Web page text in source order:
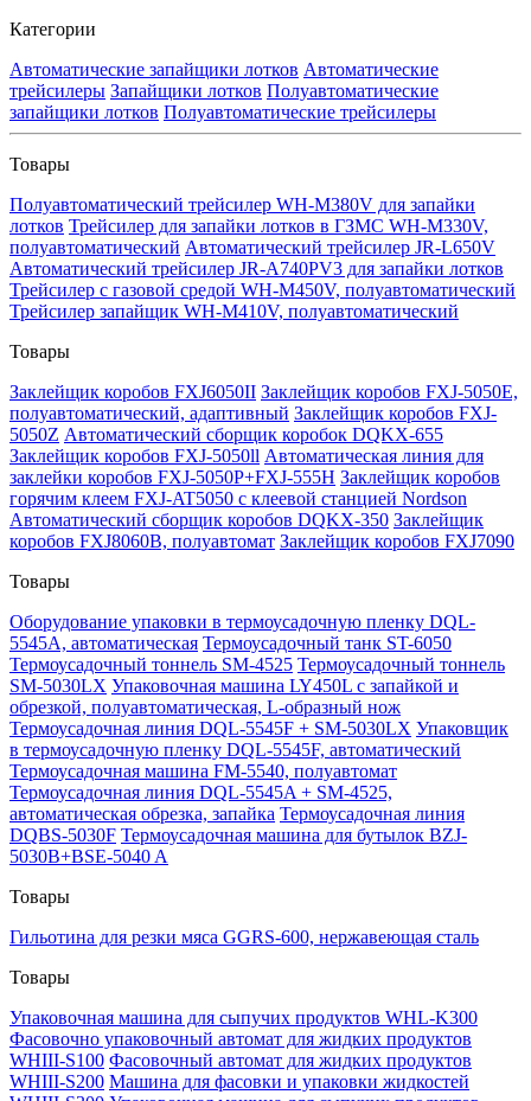
Категории
Автоматические запайщики лотков Автоматические
трейсилеры Запайщики лотков Полуавтоматические
запайщики лотков Полуавтоматические трейсилеры
Товары
Полуавтоматический трейсилер WH-M380V для запайки
лотков Трейсилер для запайки лотков в ГЗМС WH-M330V,
полуавтоматический Автоматический трейсилер JR-L650V
Автоматический трейсилер JR-A740PV3 для запайки лотков
Трейсилер с газовой средой WH-M450V, полуавтоматический
Трейсилер запайщик WH-M410V, полуавтоматический
Товары
Заклейщик коробов FXJ6050II Заклейщик коробов FXJ-5050E,
полуавтоматический, адаптивный Заклейщик коробов FXJ-
5050Z Автоматический сборщик коробок DQKX-655
Заклейщик коробов FXJ-5050ll Автоматическая линия для
заклейки коробов FXJ-5050P+FXJ-555H Заклейщик коробов
горячим клеем FXJ-AT5050 с клеевой станцией Nordson
Автоматический сборщик коробов DQKX-350 Заклейщик
коробов FXJ8060B, полуавтомат Заклейщик коробов FXJ7090
Товары
Оборудование упаковки в термоусадочную пленку DQL-
5545A, автоматическая Термоусадочный танк ST-6050
Термоусадочный тоннель SM-4525 Термоусадочный тоннель
SM-5030LX Упаковочная машина LY450L с запайкой и
обрезкой, полуавтоматическая, L-образный нож
Термоусадочная линия DQL-5545F + SM-5030LX Упаковщик
в термоусадочную пленку DQL-5545F, автоматический
Термоусадочная машина FM-5540, полуавтомат
Термоусадочная линия DQL-5545A + SM-4525,
автоматическая обрезка, запайка Термоусадочная линия
DQBS-5030F Термоусадочная машина для бутылок BZJ-
5030B+BSE-5040 A
Товары
Гильотина для резки мяса GGRS-600, нержавеющая сталь
Товары
Упаковочная машина для сыпучих продуктов WHL-K300
Фасовочно упаковочный автомат для жидких продуктов
WHIII-S100 Фасовочный автомат для жидких продуктов
WHIII-S200 Машина для фасовки и упаковки жидкостей